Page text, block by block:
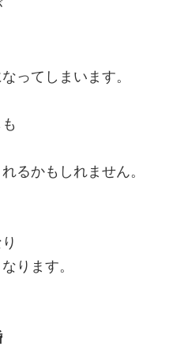
ってしまいます。
るかもしれません。
ります。